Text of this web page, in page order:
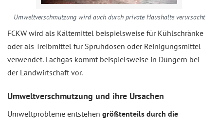
Umweltverschmutzung wird auch durch private Haushalte verursacht
FCKW wird als Kältemittel beispielsweise für Kühlschränke
oder als Treibmittel für Sprühdosen oder Reinigungsmittel
verwendet. Lachgas kommt beispielsweise in Düngern bei
der Landwirtschaft vor.
Umweltverschmutzung und ihre Ursachen
Umweltprobleme entstehen größtenteils durch die